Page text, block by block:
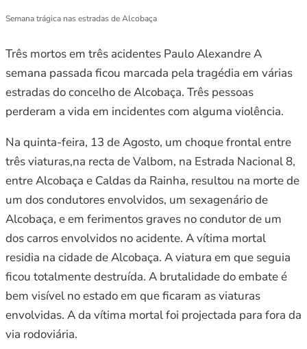
Semana trágica nas estradas de Alcobaça
Três mortos em três acidentes Paulo Alexandre A
semana passada ficou marcada pela tragédia em várias
estradas do concelho de Alcobaça. Três pessoas
perderam a vida em incidentes com alguma violência.
Na quinta-feira, 13 de Agosto, um choque frontal entre
três viaturas,na recta de Valbom, na Estrada Nacional 8,
entre Alcobaça e Caldas da Rainha, resultou na morte de
um dos condutores envolvidos, um sexagenário de
Alcobaça, e em ferimentos graves no condutor de um
dos carros envolvidos no acidente. A vítima mortal
residia na cidade de Alcobaça. A viatura em que seguia
ficou totalmente destruída. A brutalidade do embate é
bem visível no estado em que ficaram as viaturas
envolvidas. A da vítima mortal foi projectada para fora da
via rodoviária.